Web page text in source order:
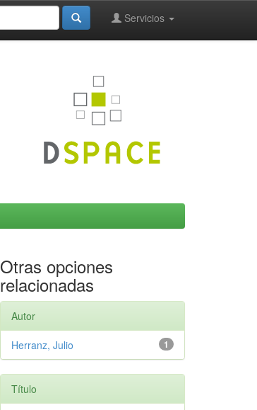
Servicios
Otras opciones
relacionadas
Autor
1
Herranz, Julio
Título